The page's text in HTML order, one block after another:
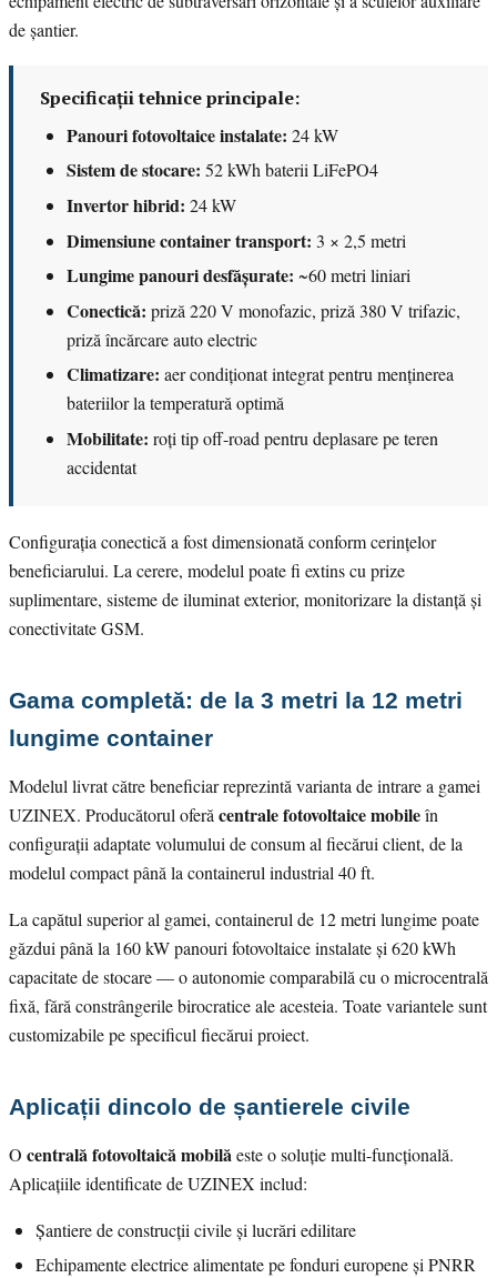
de șantier.
Specificații tehnice principale:
Panouri fotovoltaice instalate: 24 kW
Sistem de stocare: 52 kWh baterii LiFePO4
Invertor hibrid: 24 kW
Dimensiune container transport: 3 × 2,5 metri
Lungime panouri desfășurate: ~60 metri liniari
Conectică: priză 220 V monofazic, priză 380 V trifazic,
priză încărcare auto electric
Climatizare: aer condiționat integrat pentru menținerea
bateriilor la temperatură optimă
Mobilitate: roți tip off-road pentru deplasare pe teren
accidentat
Configurația conectică a fost dimensionată conform cerințelor
beneficiarului. La cerere, modelul poate fi extins cu prize
suplimentare, sisteme de iluminat exterior, monitorizare la distanță și
conectivitate GSM.
Gama completă: de la 3 metri la 12 metri
lungime container
Modelul livrat către beneficiar reprezintă varianta de intrare a gamei
UZINEX. Producătorul oferă centrale fotovoltaice mobileîn
configurații adaptate volumului de consum al fiecărui client, de la
modelul compact până la containerul industrial 40 ft.
La capătul superior al gamei, containerul de 12 metri lungime poate
găzdui până la 160 kW panouri fotovoltaice instalate și 620 kWh
capacitate de stocare — o autonomie comparabilă cu o microcentrală
fixă, fără constrângerile birocratice ale acesteia. Toate variantele sunt
customizabile pe specificul fiecărui proiect.
Aplicații dincolo de șantierele civile
O centrală fotovoltaică mobilăeste o soluție multi-funcțională.
Aplicațiile identificate de UZINEX includ:
Șantiere de construcții civile și lucrări edilitare
Echipamente electrice alimentate pe fonduri europene și PNRR